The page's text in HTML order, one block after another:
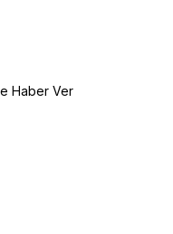
Haber Ver